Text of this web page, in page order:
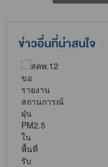
ข่าวอื่นที่น่าสนใจ